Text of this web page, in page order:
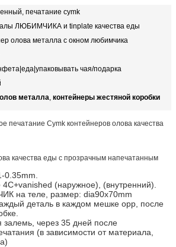
печатание cymk
ЛЮБИМЧИКА и tinplate качества еды
олова металла с окном любимчика
чая/подарка
металла, контейнеры жестяной коробки
печатание Cymk контейнеров олова качества
качества еды с прозрачным напечатанным
4C+vanished (наружное), (внутренний).
на теле, размер: dia90x70mm
деталь в каждом мешке opp, после
залемь, через 35 дней после
(в зависимости от материала,